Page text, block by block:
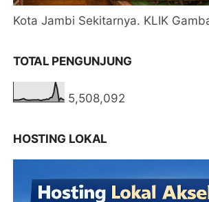
Kota Jambi Sekitarnya. KLIK
TOTAL PENGUNJUNG
5,508,092
HOSTING LOKAL